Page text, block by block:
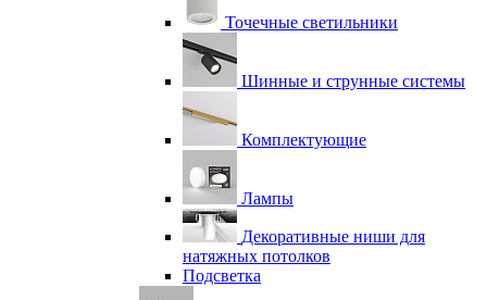
Точечные светильники
Шинные и струнные системы
Комплектующие
Лампы
Декоративные ниши для
натяжных потолков
Подсветка